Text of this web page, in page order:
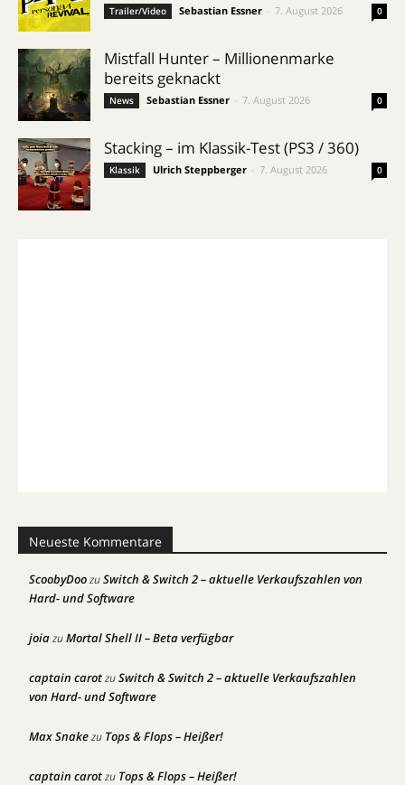
Trailer/Video Sebastian Essner 7. August 2026 0
Mistfall Hunter – Millionenmarke
bereits geknackt
News Sebastian Essner 7. August 2026 0
Stacking – im Klassik-Test (PS3 / 360)
Klassik Ulrich Steppberger 7. August 2026 0
Neueste Kommentare
ScoobyDoozuSwitch & Switch 2 – aktuelle Verkaufszahlen von
Hard- und Software
joiazuMortal Shell II – Beta verfügbar
captain carotzuSwitch & Switch 2 – aktuelle Verkaufszahlen
von Hard- und Software
Max Snakezu Tops & Flops – Heißer!
captain carotzu Tops & Flops – Heißer!